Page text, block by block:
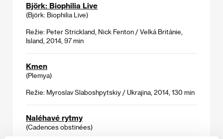
Björk: Biophilia Live
(Björk: Biophilia Live)
Režie: Peter Strickland, Nick Fenton / Velká Británie,
Island, 2014, 97 min
Kmen
(Plemya)
Režie: Myroslav Slaboshpytskiy / Ukrajina, 2014, 130 min
Naléhavé rytmy
(Cadences obstinées)